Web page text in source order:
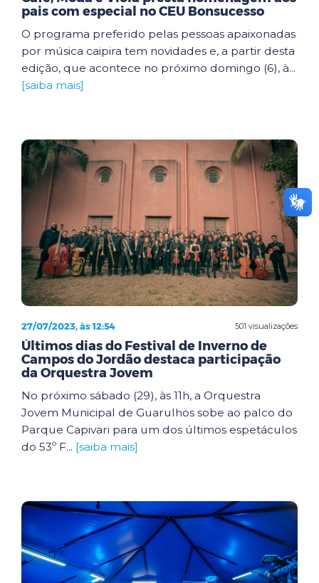
pais com especial no CEU Bonsucesso
O programa preferido pelas pessoas apaixonadas
por música caipira tem novidades e, a partir desta
edição, que acontece no próximo domingo (6), à...
[saiba mais]
501 visualizações
27/07/2023, às 12:54
Últimos dias do Festival de Inverno de
Campos do Jordão destaca participação
da Orquestra Jovem
No próximo sábado (29), às 11h, a Orquestra
Jovem Municipal de Guarulhos sobe ao palco do
Parque Capivari para um dos últimos espetáculos
do 53º F... [saiba mais]